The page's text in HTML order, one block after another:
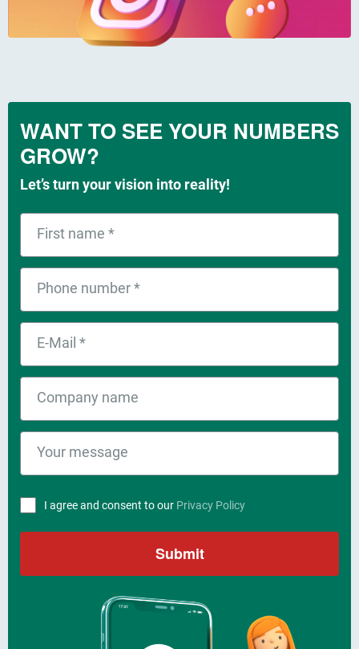
WANT TO SEE YOUR NUMBERS
GROW?
Let’s turn your vision into reality!
I agree and consent to our Privacy Policy